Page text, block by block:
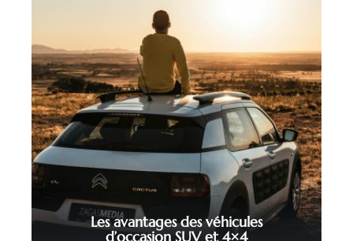
Les avantages des véhicules
d’occasion SUV et 4×4